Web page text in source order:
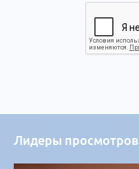
Лидеры просмотров